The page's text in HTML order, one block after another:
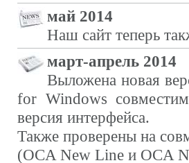
май 2014
Наш сайт теперь
март-апрель 2014
Выложена новая
for Windows
версия интерфейса.
Также проверены на
(OCA New Line и OCA